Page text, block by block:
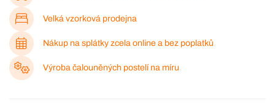
Velká vzorková prodejna
Nákup na splátky zcela online a bez poplatků
Výroba čalouněných postelí na míru